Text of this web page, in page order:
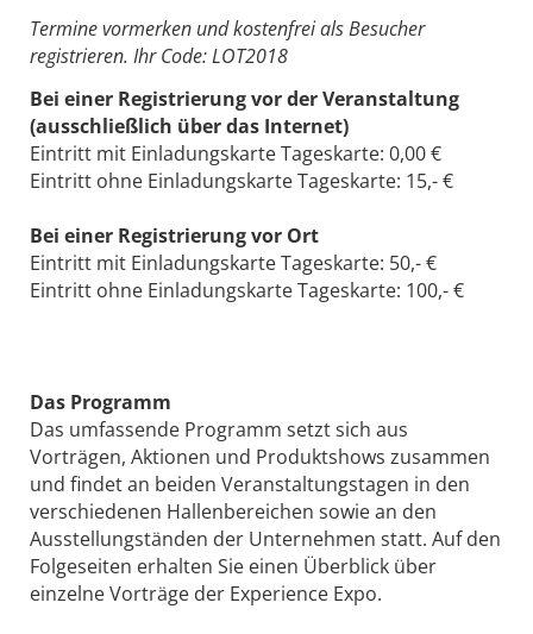
Termine vormerken und kostenfrei als ­Besucher
registrieren. Ihr Code: LOT2018
Bei einer Registrierung vor der Veranstaltung
(ausschließlich über das Internet)
Eintritt mit Einladungskarte Tageskarte: 0,00 €
Eintritt ohne Einladungskarte Tageskarte: 15,- €
Bei einer Registrierung vor Ort
Eintritt mit Einladungskarte Tageskarte: 50,- €
Eintritt ohne Einladungskarte Tageskarte: 100,- €
Das Programm
Das umfassende Programm setzt sich aus
Vorträgen, Aktionen und Produktshows zusammen
und findet an beiden Veranstaltungstagen in den
verschiedenen Hallenbereichen sowie an den
Ausstellungständen der Unternehmen statt. Auf den
Folgeseiten erhalten Sie einen Überblick über
einzelne Vorträge der Experience Expo.